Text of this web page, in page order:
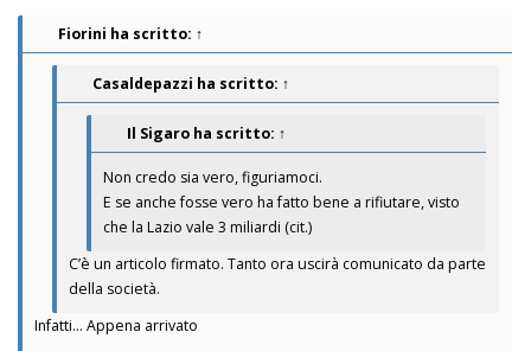
Fiorini ha scritto: ↑
Casaldepazzi ha scritto: ↑
Il Sigaro ha scritto: ↑
Non credo sia vero, figuriamoci.
E se anche fosse vero ha fatto bene a rifiutare, visto
che la Lazio vale 3 miliardi (cit.)
C’è un articolo firmato. Tanto ora uscirà comunicato da parte
della società.
Infatti... Appena arrivato